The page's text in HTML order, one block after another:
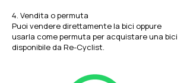
4. Vendita o permuta
Puoi vendere direttamente la bici oppure
usarla come permuta per acquistare una bici
disponibile da Re-Cyclist.